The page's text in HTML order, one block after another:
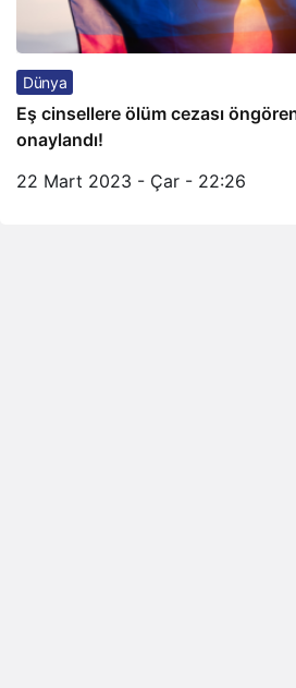
Dünya
Eş cinsellere ölüm cezası
onaylandı!
22 Mart 2023 - Çar - 22:26